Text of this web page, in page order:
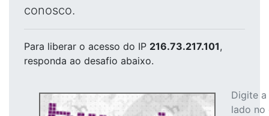
conosco.
Para liberar o acesso do IP 216.73.217.101,
responda ao desafio abaixo.
Digite
lado no